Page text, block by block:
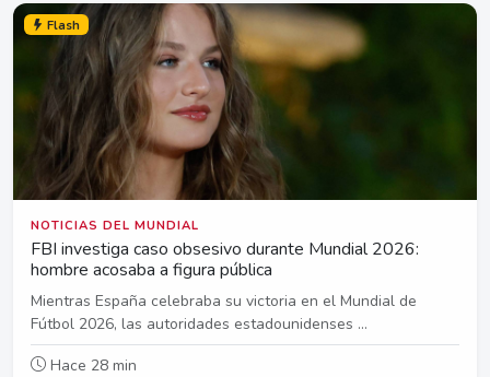
Flash
NOTICIAS DEL MUNDIAL
FBI investiga caso obsesivo durante Mundial 2026:
hombre acosaba a figura pública
Mientras España celebraba su victoria en el Mundial de
Fútbol 2026, las autoridades estadounidenses ...
Hace 28 min